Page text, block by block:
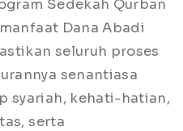
Sedekah Qurban
Dana Abadi
seluruh proses
senantiasa
syariah, kehati-hatian,
serta